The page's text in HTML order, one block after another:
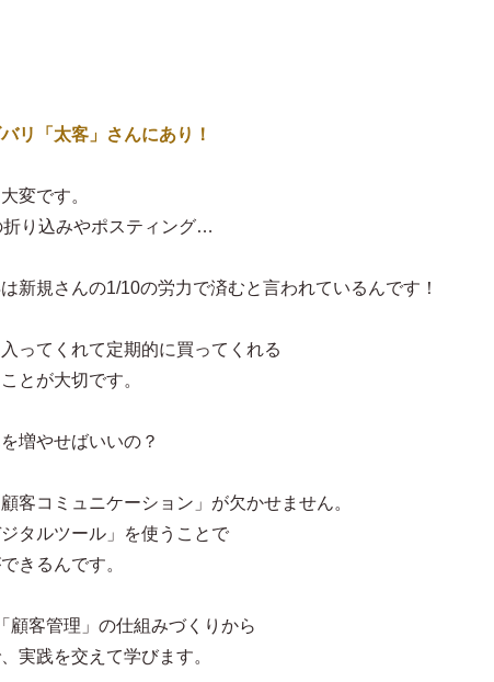
リ「太客」さんにあり！
変です。
り込みやポスティング…
新規さんの1/10の労力で済むと言われているんです！
ってくれて定期的に買ってくれる
とが大切です。
増やせばいいの？
客コミュニケーション」が欠かせません。
タルツール」を使うことで
きるんです。
顧客管理」の仕組みづくりから
実践を交えて学びます。